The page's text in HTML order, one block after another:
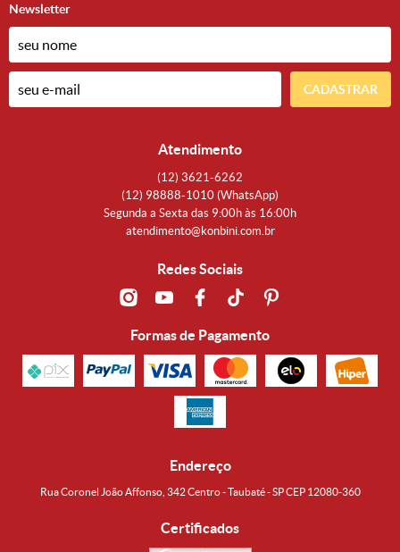
Newsletter
CADASTRAR
Atendimento
(12) 3621-6262
(12) 98888-1010 (WhatsApp)
Segunda a Sexta das 9:00h às 16:00h
atendimento@konbini.com.br
Redes Sociais
Formas de Pagamento
Endereço
Rua Coronel João Affonso, 342 Centro - Taubaté - SP CEP 12080-360
Certificados